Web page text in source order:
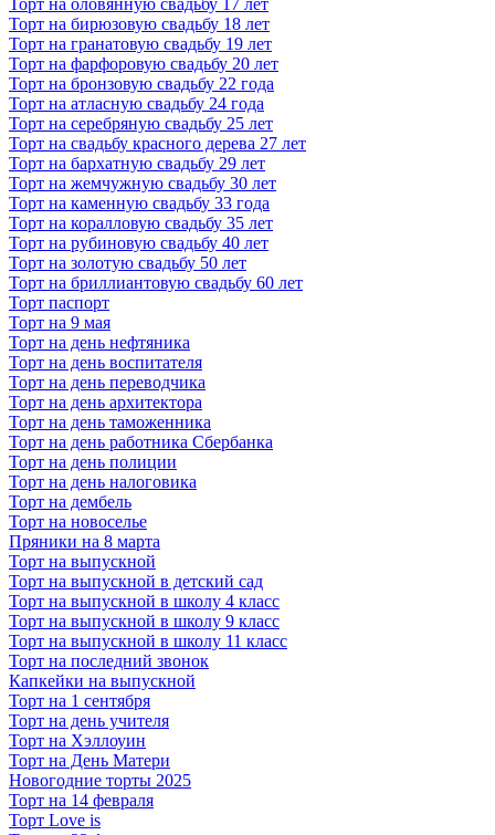
Торт на оловянную свадьбу 17 лет
Торт на бирюзовую свадьбу 18 лет
Торт на гранатовую свадьбу 19 лет
Торт на фарфоровую свадьбу 20 лет
Торт на бронзовую свадьбу 22 года
Торт на атласную свадьбу 24 года
Торт на серебряную свадьбу 25 лет
Торт на свадьбу красного дерева 27 лет
Торт на бархатную свадьбу 29 лет
Торт на жемчужную свадьбу 30 лет
Торт на каменную свадьбу 33 года
Торт на коралловую свадьбу 35 лет
Торт на рубиновую свадьбу 40 лет
Торт на золотую свадьбу 50 лет
Торт на бриллиантовую свадьбу 60 лет
Торт паспорт
Торт на 9 мая
Торт на день нефтяника
Торт на день воспитателя
Торт на день переводчика
Торт на день архитектора
Торт на день таможенника
Торт на день работника Сбербанка
Торт на день полиции
Торт на день налоговика
Торт на дембель
Торт на новоселье
Пряники на 8 марта
Торт на выпускной
Торт на выпускной в детский сад
Торт на выпускной в школу 4 класс
Торт на выпускной в школу 9 класс
Торт на выпускной в школу 11 класс
Торт на последний звонок
Капкейки на выпускной
Торт на 1 сентября
Торт на день учителя
Торт на Хэллоуин
Торт на День Матери
Новогодние торты 2025
Торт на 14 февраля
Торт Love is